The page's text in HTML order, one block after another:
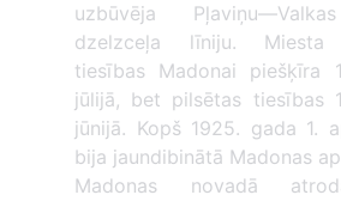
uzbūvēja
dzelzceļa līniju. Miesta
tiesības Madonai piešķīra
jūlijā, bet pilsētas tiesības
jūnijā. Kopš 1925. gada 1.
bija jaundibinātā Madonas
Madonas novadā